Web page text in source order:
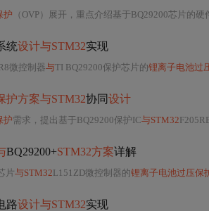
护 （OVP）展开，重点介绍基于BQ29200芯片的硬
统设计与STM32实现
微控制器与TI BQ29200保护芯片的锂离子电池过
护方案与STM32协同设计
护需求，提出基于BQ29200保护IC与STM32
BQ29200+STM32方案详解
片与STM32L151ZD微控制器的锂离子电池过压保
路设计与STM32实现